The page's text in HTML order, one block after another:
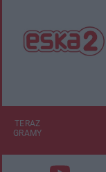
TERAZ
GRAMY